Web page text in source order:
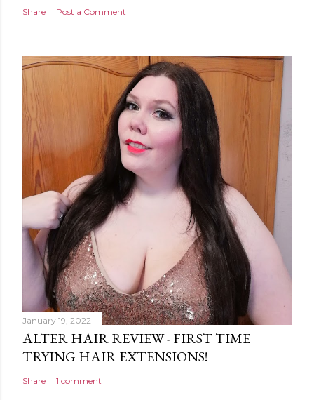
Share Post a Comment
January 19, 2022
ALTER HAIR REVIEW - FIRST TIME
TRYING HAIR EXTENSIONS!
Share 1 comment